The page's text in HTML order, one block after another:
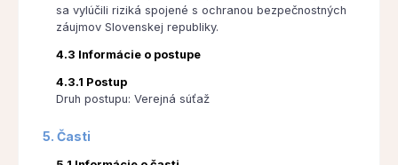
sa vylúčili riziká spojené s ochranou bezpečnostných
záujmov Slovenskej republiky.
4.3 Informácie o postupe
4.3.1 Postup
Druh postupu: Verejná súťaž
5. Časti